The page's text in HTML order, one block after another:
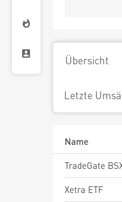
Übersicht
Letzte
Name
TradeGate
Xetra ETF